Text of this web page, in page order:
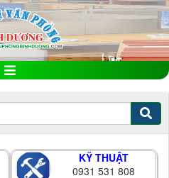
KỸ THUẬT
0931 531 808